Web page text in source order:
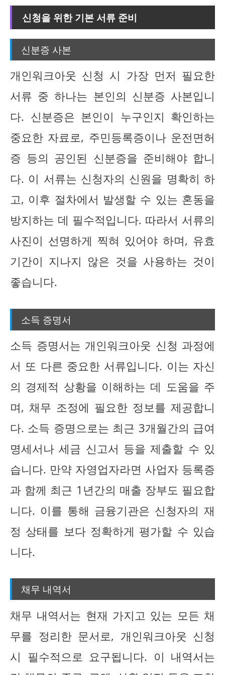
신청을 위한 기본 서류 준비
신분증 사본
개인워크아웃 신청 시 가장 먼저 필요한
서류 중 하나는 본인의 신분증 사본입니
다. 신분증은 본인이 누구인지 확인하는
중요한 자료로, 주민등록증이나 운전면허
증 등의 공인된 신분증을 준비해야 합니
다. 이 서류는 신청자의 신원을 명확히 하
고, 이후 절차에서 발생할 수 있는 혼동을
방지하는 데 필수적입니다. 따라서 서류의
사진이 선명하게 찍혀 있어야 하며, 유효
기간이 지나지 않은 것을 사용하는 것이
좋습니다.
소득 증명서
소득 증명서는 개인워크아웃 신청 과정에
서 또 다른 중요한 서류입니다. 이는 자신
의 경제적 상황을 이해하는 데 도움을 주
며, 채무 조정에 필요한 정보를 제공합니
다. 소득 증명으로는 최근 3개월간의 급여
명세서나 세금 신고서 등을 제출할 수 있
습니다. 만약 자영업자라면 사업자 등록증
과 함께 최근 1년간의 매출 장부도 필요합
니다. 이를 통해 금융기관은 신청자의 재
정 상태를 보다 정확하게 평가할 수 있습
니다.
채무 내역서
채무 내역서는 현재 가지고 있는 모든 채
무를 정리한 문서로, 개인워크아웃 신청
시 필수적으로 요구됩니다. 이 내역서는